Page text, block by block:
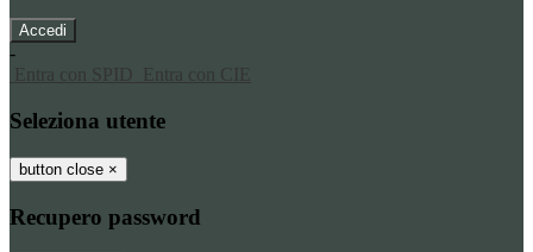
-
Entra con SPID
Entra con CIE
Seleziona utente
button close ×
Recupero password